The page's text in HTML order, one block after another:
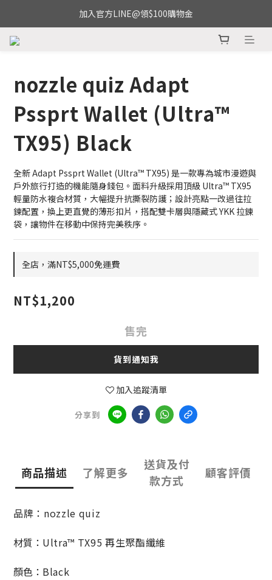
加入官方LINE@領$100購物金
nozzle quiz Adapt
Pssprt Wallet (Ultra™
TX95) Black
全新 Adapt Pssprt Wallet (Ultra™ TX95) 是一款專為城市漫遊與
戶外旅行打造的機能隨身錢包。面料升級採用頂級 Ultra™ TX95
輕量防水複合材質，大幅提升抗撕裂防護；設計亮點一改過往拉
鍊配置，換上更直覺的薄形扣片，搭配雙卡層與隱藏式 YKK 拉鍊
袋，讓物件在移動中保持完美秩序。
全店，滿NT$5,000免運費
NT$1,200
售完
貨到通知我
加入追蹤清單
分享到
商品描述 了解更多
送貨及付
款方式
顧客評價
品牌： nozzle quiz
材質： Ultra™ TX95 再生聚酯纖維
顏色： Black